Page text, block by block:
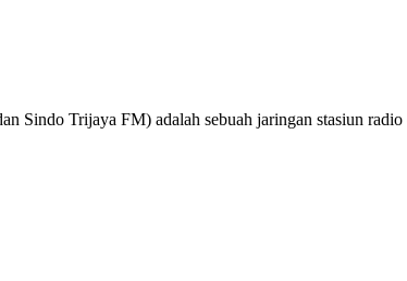
Trijaya FM) adalah sebuah jaringan stasiun